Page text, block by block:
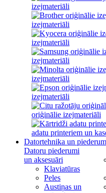
izejmateriāli
izejmateriāli
izejmateriāli
izejmateriāli
izejmateriāli
izejmateriāli
oriģinālie izejmateriāli
adatu printeriem un
Datortehnika un
Datoru piederumi
un aksesuāri
Klaviatūras
Peles
Austiņas un